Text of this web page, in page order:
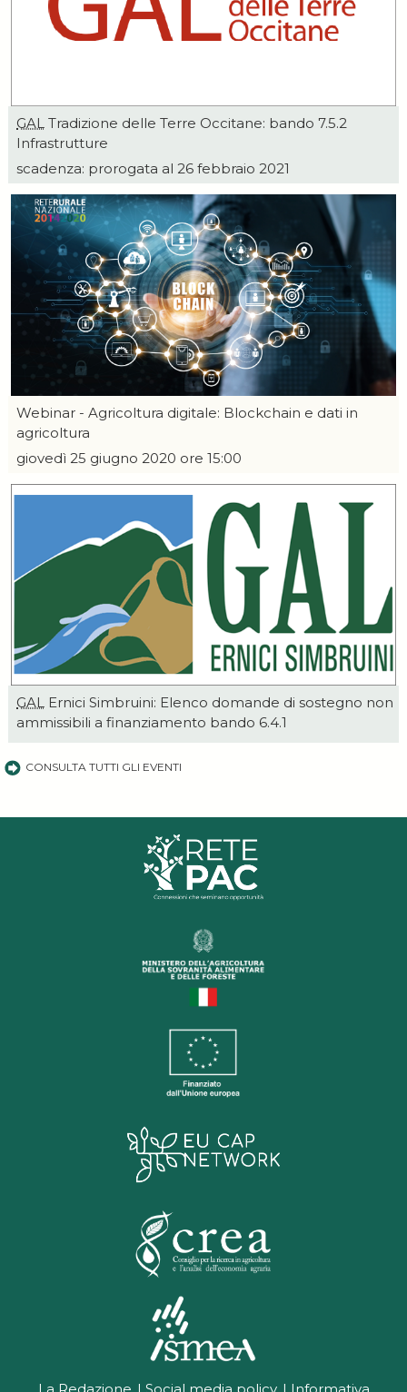
GAL Tradizione delle Terre Occitane: bando 7.5.2
Infrastrutture
scadenza: prorogata al 26 febbraio 2021
Webinar - Agricoltura digitale: Blockchain e dati in
agricoltura
giovedì 25 giugno 2020 ore 15:00
GAL Ernici Simbruini: Elenco domande di sostegno non
ammissibili a finanziamento bando 6.4.1
CONSULTA TUTTI GLI EVENTI